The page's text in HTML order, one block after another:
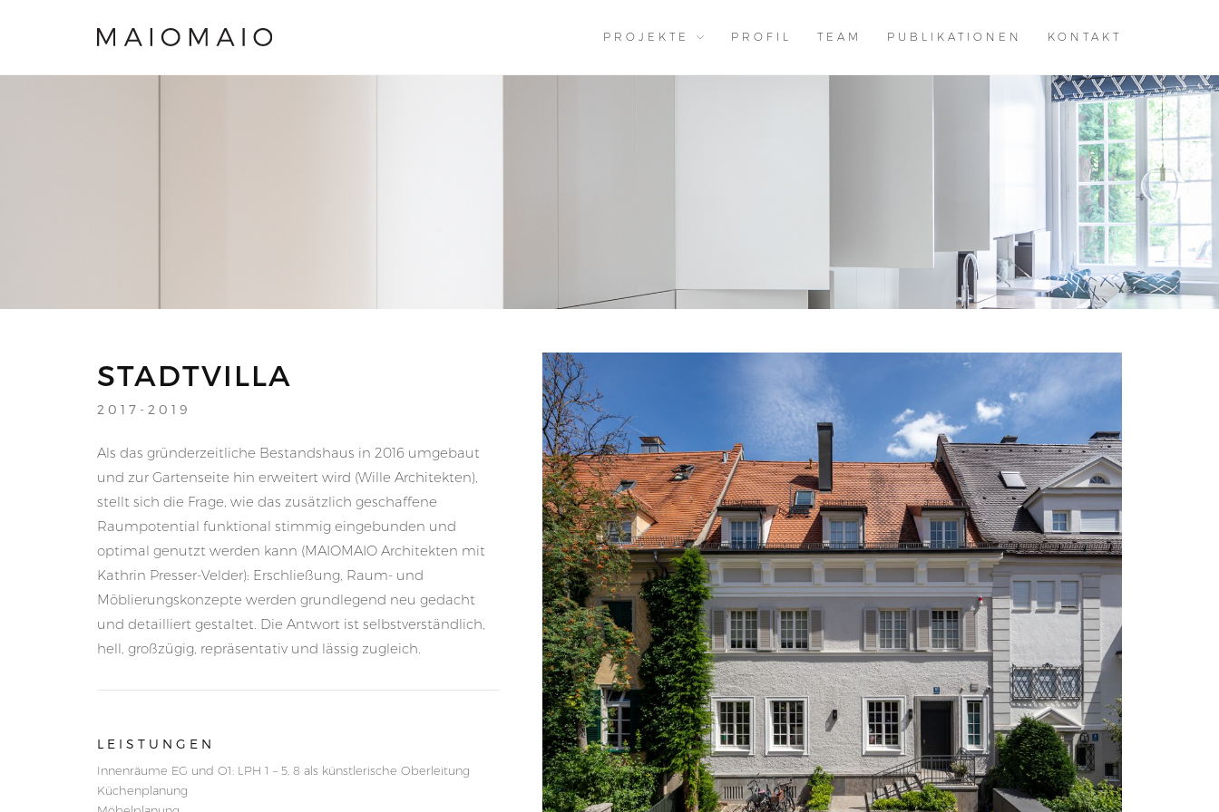
PROJEKTE PROFIL TEAM PUBLIKATIONEN KONTAKT
STADTVILLA
2017-2019
Als das gründerzeitliche Bestandshaus in 2016 umgebaut
und zur Gartenseite hin erweitert wird (Wille Architekten),
stellt sich die Frage, wie das zusätzlich geschaffene
Raumpotential funktional stimmig eingebunden und
optimal genutzt werden kann (MAIOMAIO Architekten mit
Kathrin Presser-Velder): Erschließung, Raum- und
Möblierungskonzepte werden grundlegend neu gedacht
und detailliert gestaltet. Die Antwort ist selbstverständlich,
hell, großzügig, repräsentativ und lässig zugleich.
LEISTUNGEN
Innenräume EG und O1: LPH 1 – 5, 8 als künstlerische Oberleitung
Küchenplanung